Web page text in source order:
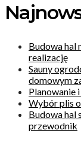
Budowa hal
realizację
Sauny
domowym
Planowanie
Wybór plis
Budowa hal
przewodnik